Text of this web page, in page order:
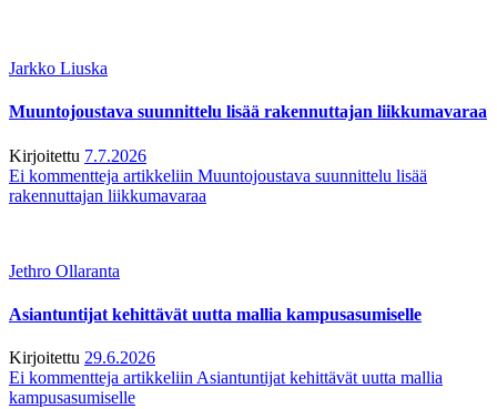
Jarkko Liuska
Muuntojoustava suunnittelu lisää rakennuttajan liikkumavaraa
Kirjoitettu 7.7.2026
Ei kommentteja artikkeliin Muuntojoustava suunnittelu lisää
rakennuttajan liikkumavaraa
Jethro Ollaranta
Asiantuntijat kehittävät uutta mallia kampusasumiselle
Kirjoitettu 29.6.2026
Ei kommentteja artikkeliin Asiantuntijat kehittävät uutta mallia
kampusasumiselle